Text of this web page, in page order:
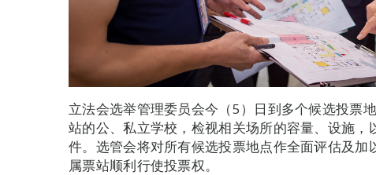
立法会选举管理委员会今（5）日到多个候选投票
站的公、私立学校，检视相关场所的容量、设施
件。选管会将对所有候选投票地点作全面评估及
属票站顺利行使投票权。